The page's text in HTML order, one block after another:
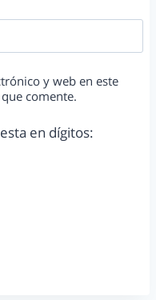
y web en este
comente.
en dígitos: